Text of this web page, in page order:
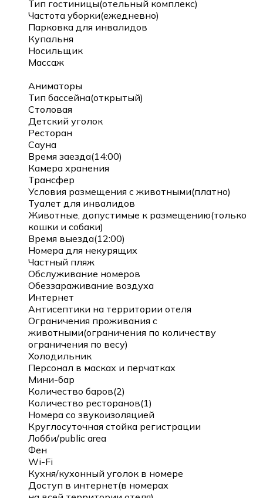
Тип гостиницы(отельный комплекс)
Частота уборки(ежедневно)
Парковка для инвалидов
Купальня
Носильщик
Массаж
Аниматоры
Тип бассейна(открытый)
Столовая
Детский уголок
Ресторан
Сауна
Время заезда(14:00)
Камера хранения
Трансфер
Условия размещения с животными(платно)
Туалет для инвалидов
Животные, допустимые к размещению(только
кошки и собаки)
Время выезда(12:00)
Номера для некурящих
Частный пляж
Обслуживание номеров
Обеззараживание воздуха
Интернет
Антисептики на территории отеля
Ограничения проживания с
животными(ограничения по количеству
ограничения по весу)
Холодильник
Персонал в масках и перчатках
Мини-бар
Количество баров(2)
Количество ресторанов(1)
Номера со звукоизоляцией
Круглосуточная стойка регистрации
Лобби/public area
Фен
Wi-Fi
Кухня/кухонный уголок в номере
Доступ в интернет(в номерах